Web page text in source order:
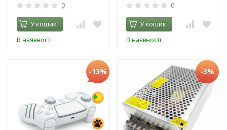
0
У кошик
В наявності
0
У кошик
В наявності
-13% -3%